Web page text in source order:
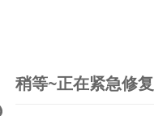
稍等~正在紧急修复